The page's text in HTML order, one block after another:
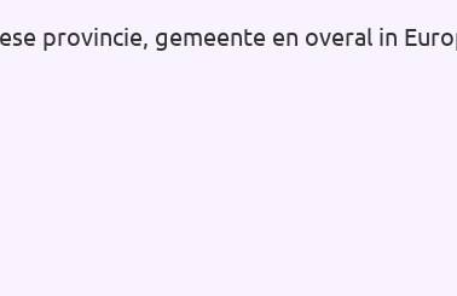
provincie, gemeente en overal in